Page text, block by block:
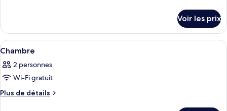
de
chambre :
Chambre
le
type
de
Chambre
Voir les prix
Afficher
toutes
les
photos
pour
Une chambre d’hôtel avec deux lits,
5
Chambre
2 personnes
Wi-Fi gratuit
Plus de détails
Plus